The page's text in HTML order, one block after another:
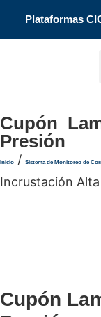
Plataformas
Cupón
Presión
Inicio / Sistema de Monitoreo de
Incrustación
Cupón